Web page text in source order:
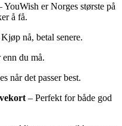
YouWish er Norges største på
å få.
nå, betal senere.
du må.
når det passer best.
– Perfekt for både god